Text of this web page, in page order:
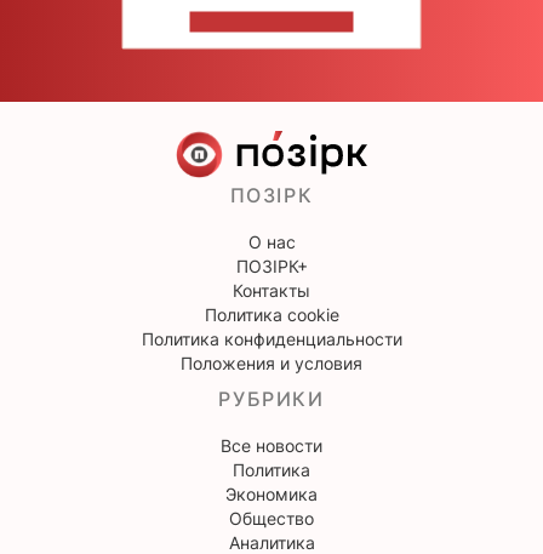
ПОЗІРК
О нас
ПОЗІРК+
Контакты
Политика cookie
Политика конфиденциальности
Положения и условия
РУБРИКИ
Все новости
Политика
Экономика
Общество
Аналитика